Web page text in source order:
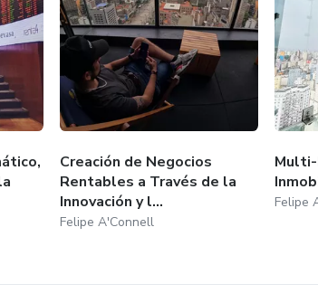
Creación de Negocios
Rentables a Través de la
Innovación y l...
Felipe A'Connell
Felipe